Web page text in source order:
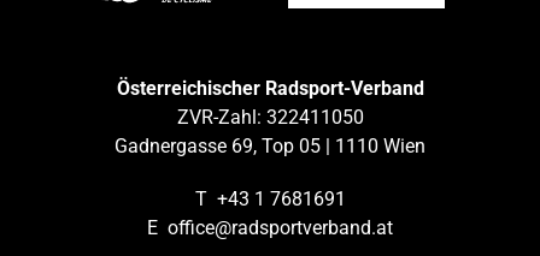
Österreichischer Radsport-Verband
ZVR-Zahl: 322411050
Gadnergasse 69, Top 05 | 1110 Wien
T +43 1 7681691
E office@radsportverband.at